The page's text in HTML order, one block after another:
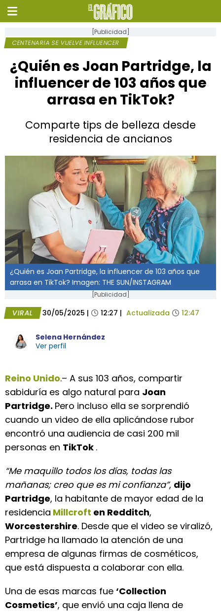
[Publicidad]
CENTENARIA SE VUELVE INFLUENCER
¿Quién es Joan Partridge, la
influencer de 103 años que
arrasa en TikTok?
Comparte tips de belleza desde
residencia de ancianos
¿Quién es Joan Partridge, la influencer de 103 años que
arrasa en TikTok? Imagen: THE SUN/INSTAGRAM
[Publicidad]
VIRAL 30/05/2025 | 12:27 | Actualizada 12:47
Selena Hernández
Ver perfil
Reino Unido.– A sus 103 años, compartir
sabiduría es algo natural para Joan
Partridge. Pero incluso ella se sorprendió
cuando un video de ella aplicándose rubor
encontró una audiencia de casi 200 mil
personas en TikTok .
“Me maquillo todos los días, todas las
mañanas; creo que es mi confianza”, dijo
Partridge, la habitante de mayor edad de la
residencia Millcroft en Redditch,
Worcestershire. Desde que el video se viralizó,
Partridge ha llamado la atención de una
empresa de algunas firmas de cosméticos,
que está dispuesta a colaborar con ella.
Una de esas marcas fue ‘Collection
Cosmetics’, que envió una caja llena de